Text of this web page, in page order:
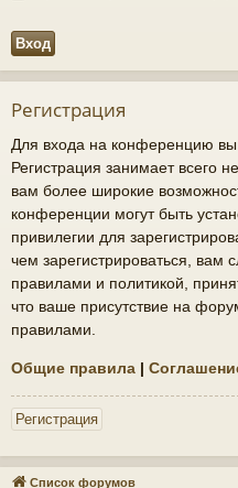
Регистрация
Для входа на конференцию вы
Регистрация занимает всего
вам более широкие
конференции могут быть
привилегии для
чем зарегистрироваться, вам
правилами и политикой,
что ваше присутствие на
правилами.
Общие правила |
Регистрация
Список форумов